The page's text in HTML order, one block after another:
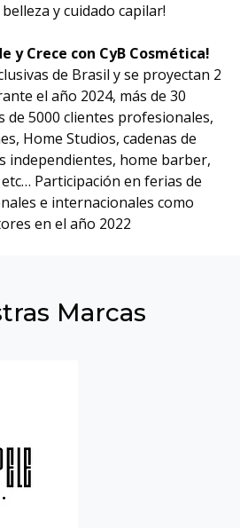
y cuidado capilar!
y Crece con CyB Cosmética!
de Brasil y se proyectan 2
el año 2024, más de 30
de 5000 clientes profesionales,
Home Studios, cadenas de
independientes, home barber,
Participación en ferias de
e internacionales como
en el año 2022
Marcas